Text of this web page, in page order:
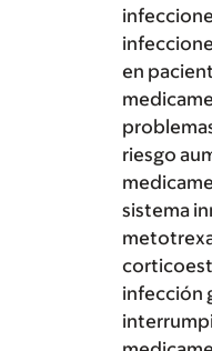
en
riesgo
sistema
infección